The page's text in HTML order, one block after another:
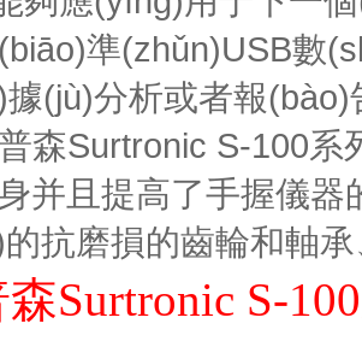
準(zhǔn)USB數
據(jù)分析或者報(bào)告
Surtronic S-100系
并且提高了手握儀
抗磨損的齒輪和軸承
Surtronic S-